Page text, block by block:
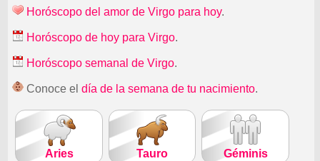
Horóscopo del amor de Virgo para hoy.
Horóscopo de hoy para Virgo.
Horóscopo semanal de Virgo.
Conoce eldía de la semana de tu nacimiento.
Aries Tauro Géminis